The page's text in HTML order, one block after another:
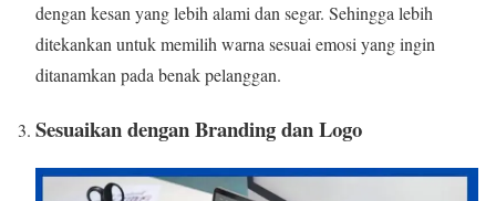
dengan kesan yang lebih alami dan segar. Sehingga lebih
ditekankan untuk memilih warna sesuai emosi yang ingin
ditanamkan pada benak pelanggan.
Sesuaikan dengan Branding dan Logo